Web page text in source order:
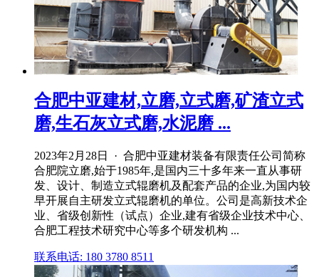
合肥中亚建材,立磨,立式磨,矿渣立式
磨,生石灰立式磨,水泥磨 ...
2023年2月28日 · 合肥中亚建材装备有限责任公司简称
合肥院立磨,始于1985年,是国内三十多年来一直从事研
发、设计、制造立式辊磨机及配套产品的企业,为国内较
早开展自主研发立式辊磨机的单位。公司是高新技术企
业、省级创新性（试点）企业,建有省级企业技术中心、
合肥工程技术研究中心等多个研发机构 ...
联系电话: 180 3780 8511